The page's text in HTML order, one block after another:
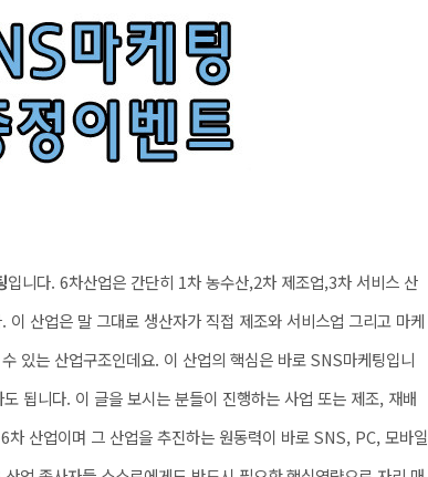
입니다. 6차산업은 간단히 1차 농수산,2차 제조업,3차 서비스 산
산업은 말 그대로 생산자가 직접 제조와 서비스업 그리고 마케
있는 산업구조인데요. 이 산업의 핵심은 바로 SNS마케팅입니
됩니다. 이 글을 보시는 분들이 진행하는 사업 또는 제조, 재배
산업이며 그 산업을 추진하는 원동력이 바로 SNS, PC, 모바일